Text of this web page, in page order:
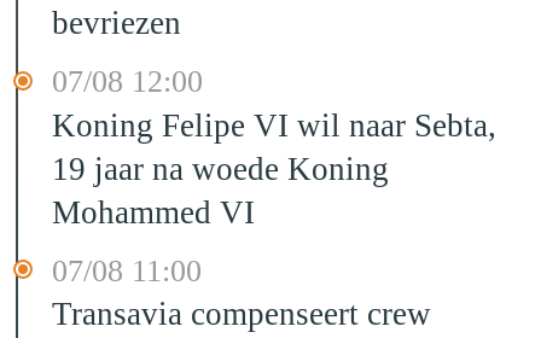
bevriezen
07/08 12:00
Koning Felipe VI wil naar Sebta,
19 jaar na woede Koning
Mohammed VI
07/08 11:00
Transavia compenseert crew